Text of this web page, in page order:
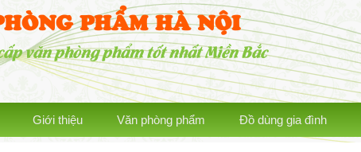
PHẨM HÀ NỘI
văn phòng phẩm tốt nhất Miền Bắc
Giới thiệu Văn phòng phẩm Đồ dùng gia đình